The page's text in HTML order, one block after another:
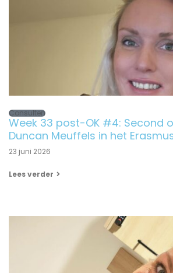
Consulten
Week 33 post-OK #4: Second
Duncan Meuffels in het
23 juni 2026
Lees verder